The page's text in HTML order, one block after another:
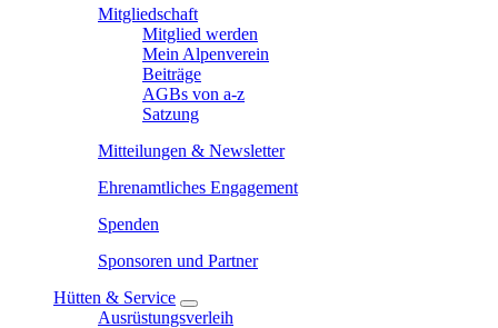
Mitgliedschaft
Mitglied werden
Mein Alpenverein
Beiträge
AGBs von a-z
Satzung
Mitteilungen & Newsletter
Ehrenamtliches Engagement
Spenden
Sponsoren und Partner
Hütten & Service
Ausrüstungsverleih